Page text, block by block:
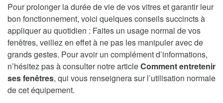
Pour prolonger la durée de vie de vos vitres et garantir leur
bon fonctionnement, voici quelques conseils succincts à
appliquer au quotidien : Faites un usage normal de vos
fenêtres, veillez en effet à ne pas les manipuler avec de
grands gestes. Pour avoir un complément d’informations,
n’hésitez pas à consulter notre articleComment entretenir
ses fenêtres, qui vous renseignera sur l’utilisation normale
de cet équipement.